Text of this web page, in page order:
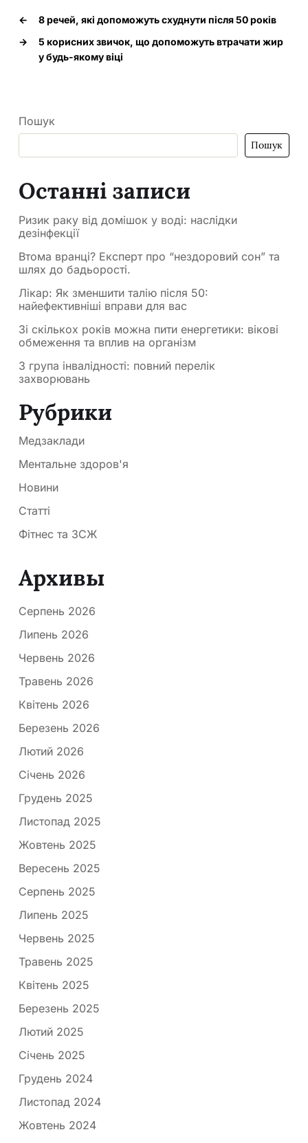
←
8 речей, які допоможуть схуднути після 50 років
→
5 корисних звичок, що допоможуть втрачати жир
у будь-якому віці
Пошук
Пошук
Останні записи
Ризик раку від домішок у воді: наслідки
дезінфекції
Втома вранці? Експерт про “нездоровий сон” та
шлях до бадьорості.
Лікар: Як зменшити талію після 50:
найефективніші вправи для вас
Зі скількох років можна пити енергетики: вікові
обмеження та вплив на організм
3 група інвалідності: повний перелік
захворювань
Рубрики
Медзаклади
Ментальне здоров'я
Новини
Статті
Фітнес та ЗСЖ
Архивы
Серпень 2026
Липень 2026
Червень 2026
Травень 2026
Квітень 2026
Березень 2026
Лютий 2026
Січень 2026
Грудень 2025
Листопад 2025
Жовтень 2025
Вересень 2025
Серпень 2025
Липень 2025
Червень 2025
Травень 2025
Квітень 2025
Березень 2025
Лютий 2025
Січень 2025
Грудень 2024
Листопад 2024
Жовтень 2024